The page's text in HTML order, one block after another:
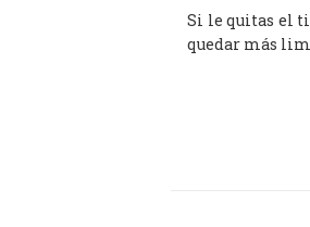
Si le quitas el
quedar más